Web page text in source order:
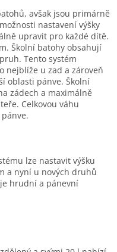
avšak jsou primárně
nastavení výšky
upravit pro každé dítě.
Školní batohy obsahují
Tento systém
nejblíže u zad a zároveň
oblasti pánve. Školní
zádech a maximálně
Celkovou váhu
lze nastavit výšku
a nyní u nových druhů
hrudní a pánevní